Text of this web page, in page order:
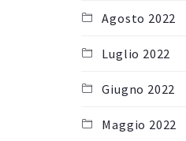
Agosto 2022
Luglio 2022
Giugno 2022
Maggio 2022